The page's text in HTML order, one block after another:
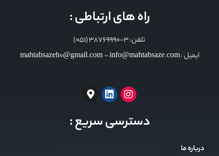
راه های ارتباطی :
تلفن: 3-38769990 (051)
ایمیل : mahtabsazeh0@gmail.com – info@mahtabsaze.com
دسترسی سریع :
درباره ما